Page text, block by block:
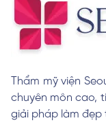
Thẩm mỹ viện
chuyên môn cao,
giải pháp làm đẹp